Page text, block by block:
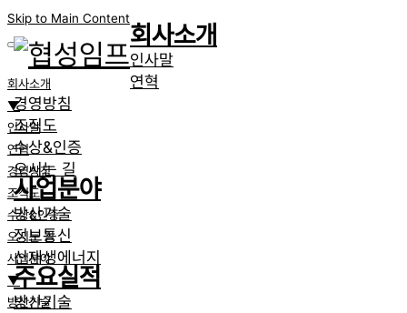
Skip to Main Content
회사소개
▼
인사말
연혁
경영방침
조직도
수상&인증
오시는 길
사업분야
▼
방산기술
회사소개
인사말
연혁
경영방침
조직도
수상&인증
오시는 길
사업분야
방산기술
정보통신
신재생에너지
주요실적
방산기술